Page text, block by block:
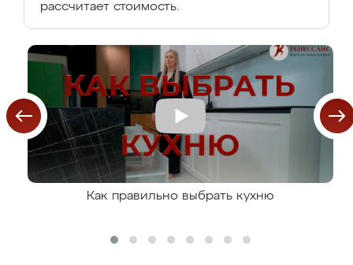
рассчитает стоимость.
Как правильно выбрать кухню